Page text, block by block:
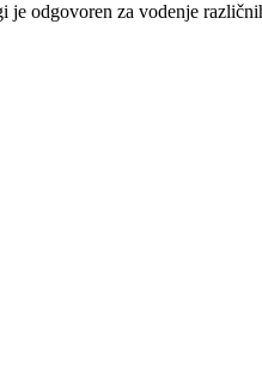
odgovoren za vodenje